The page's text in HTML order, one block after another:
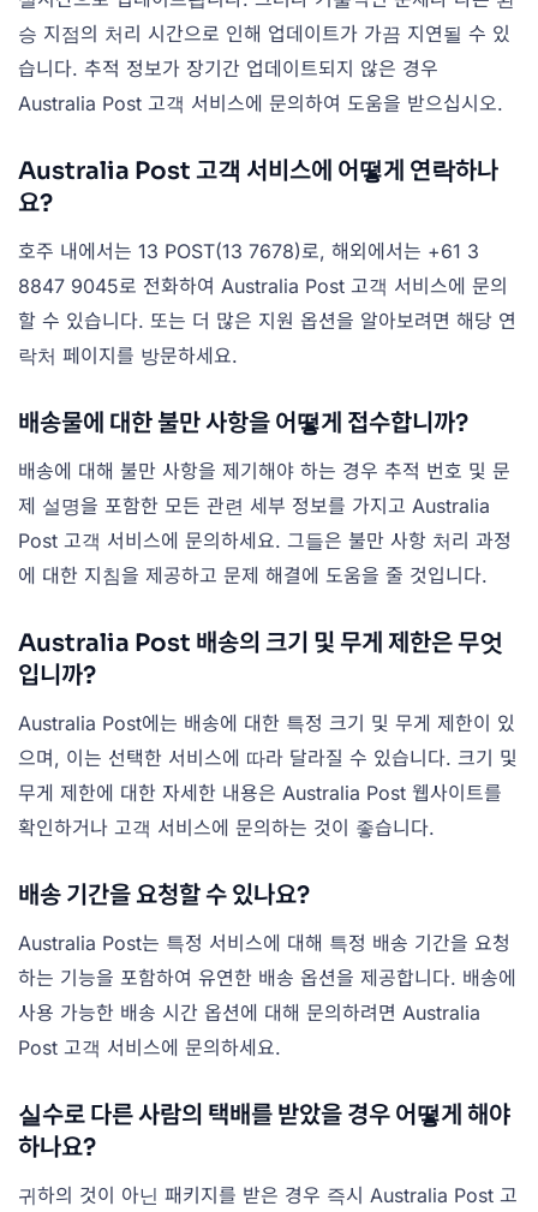
승 지점의 처리 시간으로 인해 업데이트가 가끔 지연될 수 있
습니다. 추적 정보가 장기간 업데이트되지 않은 경우
Australia Post 고객 서비스에 문의하여 도움을 받으십시오.
Australia Post 고객 서비스에 어떻게 연락하나
요?
호주 내에서는 13 POST(13 7678)로, 해외에서는 +61 3
8847 9045로 전화하여 Australia Post 고객 서비스에 문의
할 수 있습니다. 또는 더 많은 지원 옵션을 알아보려면 해당 연
락처 페이지를 방문하세요.
배송물에 대한 불만 사항을 어떻게 접수합니까?
배송에 대해 불만 사항을 제기해야 하는 경우 추적 번호 및 문
제 설명을 포함한 모든 관련 세부 정보를 가지고 Australia
Post 고객 서비스에 문의하세요. 그들은 불만 사항 처리 과정
에 대한 지침을 제공하고 문제 해결에 도움을 줄 것입니다.
Australia Post 배송의 크기 및 무게 제한은 무엇
입니까?
Australia Post에는 배송에 대한 특정 크기 및 무게 제한이 있
으며, 이는 선택한 서비스에 따라 달라질 수 있습니다. 크기 및
무게 제한에 대한 자세한 내용은 Australia Post 웹사이트를
확인하거나 고객 서비스에 문의하는 것이 좋습니다.
배송 기간을 요청할 수 있나요?
Australia Post는 특정 서비스에 대해 특정 배송 기간을 요청
하는 기능을 포함하여 유연한 배송 옵션을 제공합니다. 배송에
사용 가능한 배송 시간 옵션에 대해 문의하려면 Australia
Post 고객 서비스에 문의하세요.
실수로 다른 사람의 택배를 받았을 경우 어떻게 해야
하나요?
귀하의 것이 아닌 패키지를 받은 경우 즉시 Australia Post 고